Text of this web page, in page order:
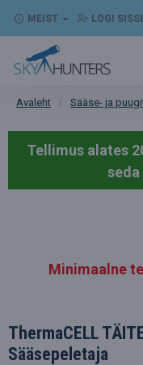
MEIST LOGI
Avaleht Sääse- ja
Tellimus alates
Minimaalne
ThermaCELL
Sääsepeletaja